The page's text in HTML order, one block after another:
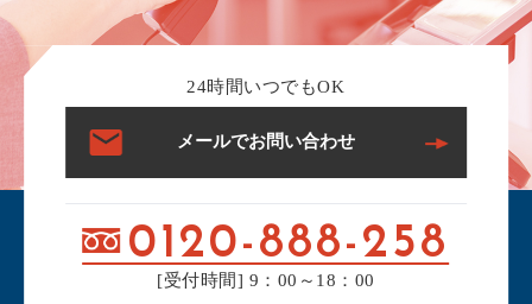
24時間いつでもOK
メールでお問い合わせ
0120-888-258
[受付時間] 9：00～18：00